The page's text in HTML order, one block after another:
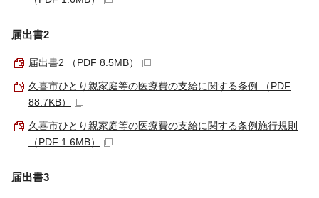
届出書2
届出書2 （PDF 8.5MB）
久喜市ひとり親家庭等の医療費の支給に関する条例 （PDF
88.7KB）
久喜市ひとり親家庭等の医療費の支給に関する条例施行規則
（PDF 1.6MB）
届出書3